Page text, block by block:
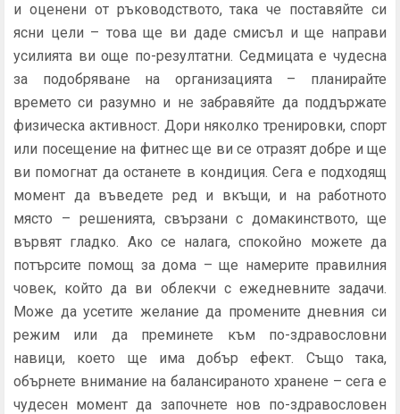
и оценени от ръководството, така че поставяйте си
ясни цели – това ще ви даде смисъл и ще направи
усилията ви още по-резултатни. Седмицата е чудесна
за подобряване на организацията – планирайте
времето си разумно и не забравяйте да поддържате
физическа активност. Дори няколко тренировки, спорт
или посещение на фитнес ще ви се отразят добре и ще
ви помогнат да останете в кондиция. Сега е подходящ
момент да въведете ред и вкъщи, и на работното
място – решенията, свързани с домакинството, ще
вървят гладко. Ако се налага, спокойно можете да
потърсите помощ за дома – ще намерите правилния
човек, който да ви облекчи с ежедневните задачи.
Може да усетите желание да промените дневния си
режим или да преминете към по-здравословни
навици, което ще има добър ефект. Също така,
обърнете внимание на балансираното хранене – сега е
чудесен момент да започнете нов по-здравословен